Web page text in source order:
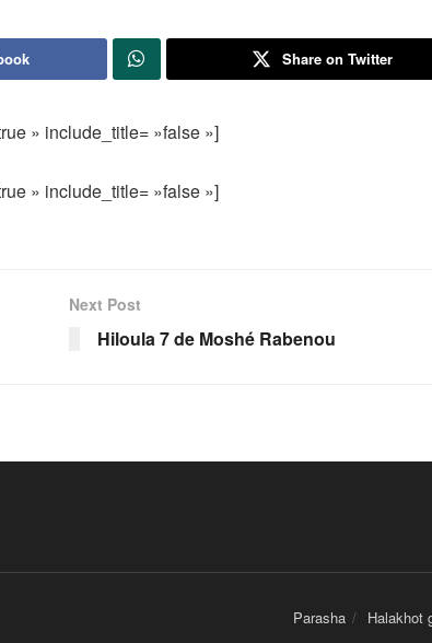
Share on Twitter
» include_title= »false »]
» include_title= »false »]
Next Post
Hiloula 7 de Moshé Rabenou
Parasha Halakhot